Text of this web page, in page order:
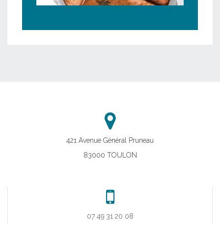
421 Avenue Général Pruneau
83000 TOULON
07 49 31 20 08